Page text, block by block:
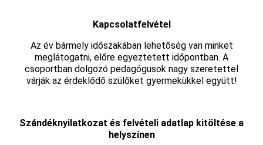
Kapcsolatfelvétel
Az év bármely időszakában lehetőség van minket
meglátogatni, előre egyeztetett időpontban. A
csoportban dolgozó pedagógusok nagy szeretettel
várják az érdeklődő szülőket gyermekükkel együtt!
Szándéknyilatkozat és felvételi adatlap kitöltése a
helyszínen